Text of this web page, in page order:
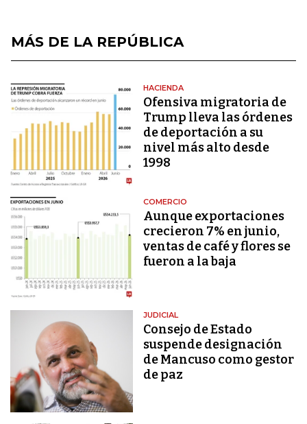
MÁS DE LA REPÚBLICA
HACIENDA
Ofensiva migratoria de
Trump lleva las órdenes
de deportación a su
nivel más alto desde
1998
COMERCIO
Aunque exportaciones
crecieron 7% en junio,
ventas de café y flores se
fueron a la baja
JUDICIAL
Consejo de Estado
suspende designación
de Mancuso como gestor
de paz